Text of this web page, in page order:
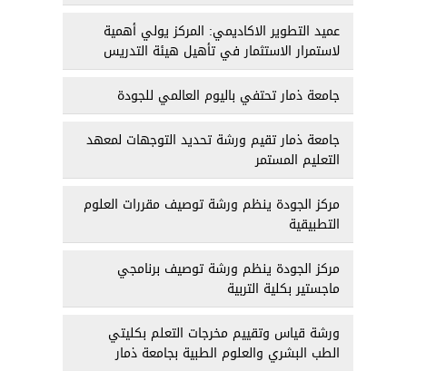
عميد التطوير الاكاديمي: المركز يولي أهمية
لاستمرار الاستثمار في تأهيل هيئة التدريس
جامعة ذمار تحتفي باليوم العالمي للجودة
جامعة ذمار تقيم ورشة تحديد التوجهات لمعهد
التعليم المستمر
مركز الجودة ينظم ورشة توصيف مقررات العلوم
التطبيقية
مركز الجودة ينظم ورشة توصيف برنامجي
ماجستير بكلية التربية
ورشة قياس وتقييم مخرجات التعلم بكليتي
الطب البشري والعلوم الطبية بجامعة ذمار